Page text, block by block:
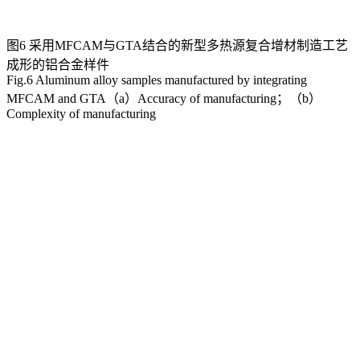
图6 采用MFCAM与GTA结合的新型多热源复合增材制造工艺
成形的铝合金样件
Fig.6 Aluminum alloy samples manufactured by integrating
MFCAM and GTA（a）Accuracy of manufacturing；（b）
Complexity of manufacturing